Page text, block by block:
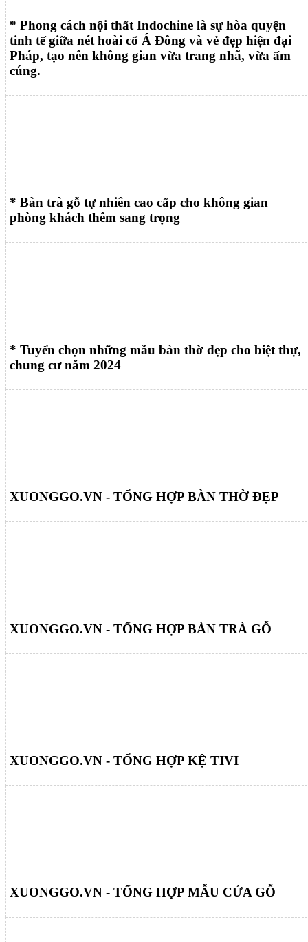
* Phong cách nội thất Indochine là sự hòa quyện
tinh tế giữa nét hoài cổ Á Đông và vẻ đẹp hiện đại
Pháp, tạo nên không gian vừa trang nhã, vừa ấm
cúng.
* Bàn trà gỗ tự nhiên cao cấp cho không gian
phòng khách thêm sang trọng
* Tuyển chọn những mẫu bàn thờ đẹp cho biệt thự,
chung cư năm 2024
XUONGGO.VN - TỔNG HỢP BÀN THỜ ĐẸP
XUONGGO.VN - TỔNG HỢP BÀN TRÀ GỖ
XUONGGO.VN - TỔNG HỢP KỆ TIVI
XUONGGO.VN - TỔNG HỢP MẪU CỬA GỖ